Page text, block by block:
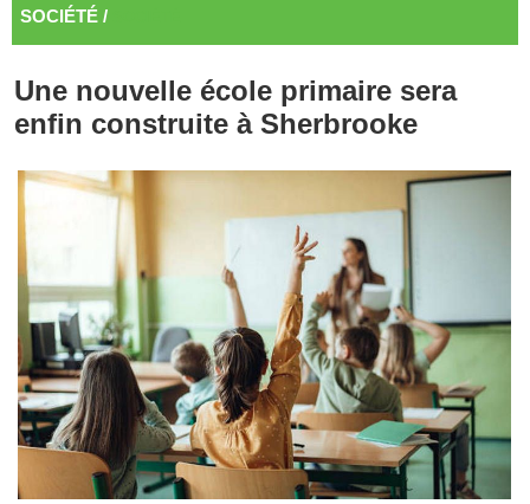
SOCIÉTÉ /
Une nouvelle école primaire sera
enfin construite à Sherbrooke